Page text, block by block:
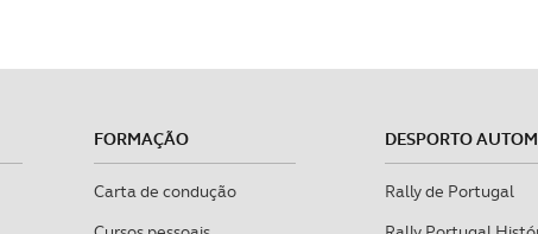
FORMAÇÃO
Carta de condução
DESPORTO
Rally de Portugal